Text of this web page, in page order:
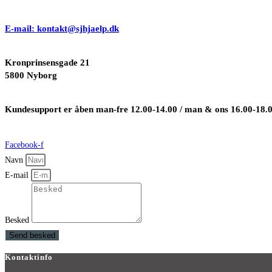
E-mail: kontakt@sjhjaelp.dk
Kronprinsensgade 21
5800 Nyborg
Kundesupport er åben man-fre 12.00-14.00 / man & ons 16.00-
Facebook-f
Navn
E-mail
Besked
Send besked
Kontaktinfo